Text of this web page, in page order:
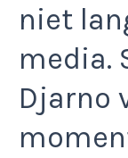
niet
media.
Djarno